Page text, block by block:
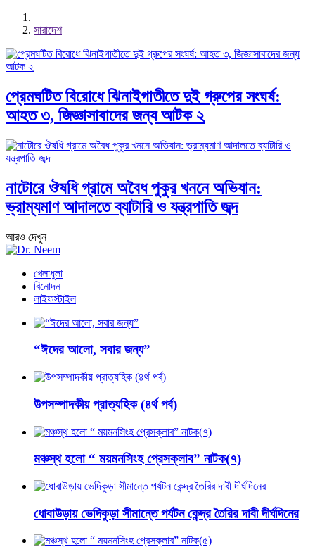
সারাদেশ
প্রেমঘটিত বিরোধে ঝিনাইগাতীতে দুই গ্রুপের সংঘর্ষ:
আহত ৩, জিজ্ঞাসাবাদের জন্য আটক ২
নাটোরে ঔষধি গ্রামে অবৈধ পুকুর খননে অভিযান:
ভ্রাম্যমাণ আদালতে ব্যাটারি ও যন্ত্রপাতি জব্দ
আরও দেখুন
খেলাধুলা
বিনোদন
লাইফস্টাইল
“ঈদের আলো, সবার জন্য”
উপসম্পাদকীয় প্রাত্যহিক (৪র্থ পর্ব)
মঞ্চস্থ হলো “ ময়মনসিংহ প্রেসক্লাব” নাটক(৭)
ধোবাউড়ায় ভেদিকুড়া সীমান্তে পর্যটন কেন্দ্র তৈরির দাবী দীর্ঘদিনের